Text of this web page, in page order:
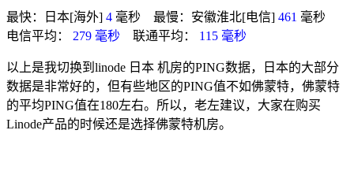
最快：日本[海外] 4 毫秒 最慢：安徽淮北[电信] 461 毫秒
电信平均：
279 毫秒 联通平均： 115 毫秒
以上是我切换到linode 日本 机房的PING数据，日本的大部分
数据是非常好的，但有些地区的PING值不如佛蒙特，佛蒙特
的平均PING值在180左右。所以，老左建议，大家在购买
Linode产品的时候还是选择佛蒙特机房。